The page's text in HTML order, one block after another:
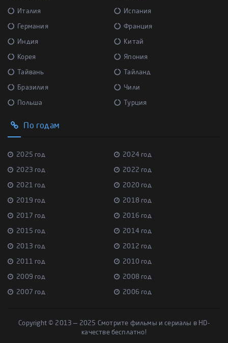
Италия Испания
Германия Франция
Индия Китай
Корея Япония
Тайвань Тайланд
Бразилия Чили
Польша Турция
По годам
2025 год 2024 год
2023 год 2022 год
2021 год 2020 год
2019 год 2018 год
2017 год 2016 год
2015 год 2014 год
2013 год 2012 год
2011 год 2010 год
2009 год 2008 год
2007 год 2006 год
Copyright © 2013 — 2025 Смотрите фильмы и сериалы в HD-
качестве бесплатно!